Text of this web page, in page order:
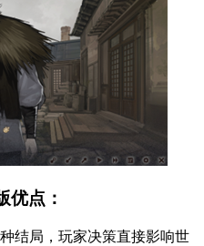
优点：
结局，玩家决策直接影响世